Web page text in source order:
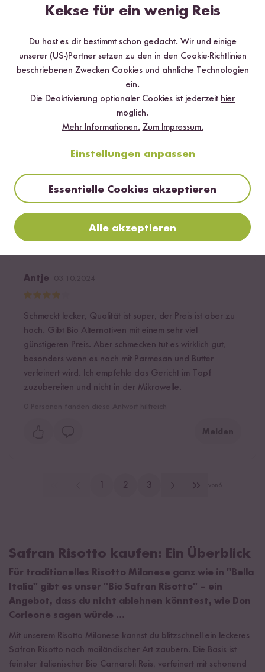
Melden
Tessmin 19.01.2022 Verifizierter Kauf
Super Sache! Hab es in meinem Digitalen Mini-
Reiskocher zubereitet: hervorragend. Bin nach der
funktionierte absolut problemlos. Sehr lecker und
Person fand diese Antwort hilfreich
Melden
Antje
Schmeckt lecker, Qualität ist super, der Preis ist aber zu
hoch. Gibt Bio Alternativen mit einem sehr viel
günstigeren Preis. Aber schmecken tut es wirklich gut,
besonders wenn es noch mit Parmesan und Butter
verfeinert wird. Ich empfehle das Gericht im Topf
zuzubereiten und nicht in der Mikrowelle.
Melden
2 3
Safran Risotto kaufen: Ein Überblick
Für traditionelles Risotto Milanese ganz wie in "Bella
Italia" gibt es unser "Bio Safran Risotto" – ein
Angebot, dass du nicht ablehnen könntest, wie Don
Corleone sagen würde ...
Mit unserem Risotto Milanese kannst du blitzschnell ein leckeres
Safran Risotto nach mailändischer Art zaubern. Die Basis ist
feinster italienischer Bio Carnaroli Reis, verfeinert mit schonend
Kekse für ein wenig Reis
Du hast es dir bestimmt schon gedacht. Wir und einige
unserer (US-)Partner setzen zu den in den Cookie-Richtlinien
beschriebenen Zwecken Cookies und ähnliche Technologien
ein.
Die Deaktivierung optionaler Cookies ist jederzeit hier
möglich.
Mehr Informationen. Zum Impressum.
Einstellungen anpassen
Essentielle Cookies akzeptieren
Alle akzeptieren